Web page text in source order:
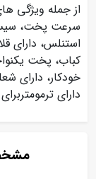
از جمله ویژگی
سرعت پخت،
استنلس،
کباب، پخت
خودکار، دارای
دارای